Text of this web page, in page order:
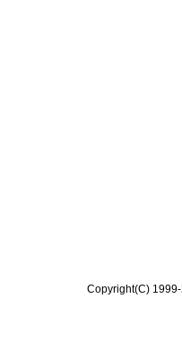
Copyright(C)